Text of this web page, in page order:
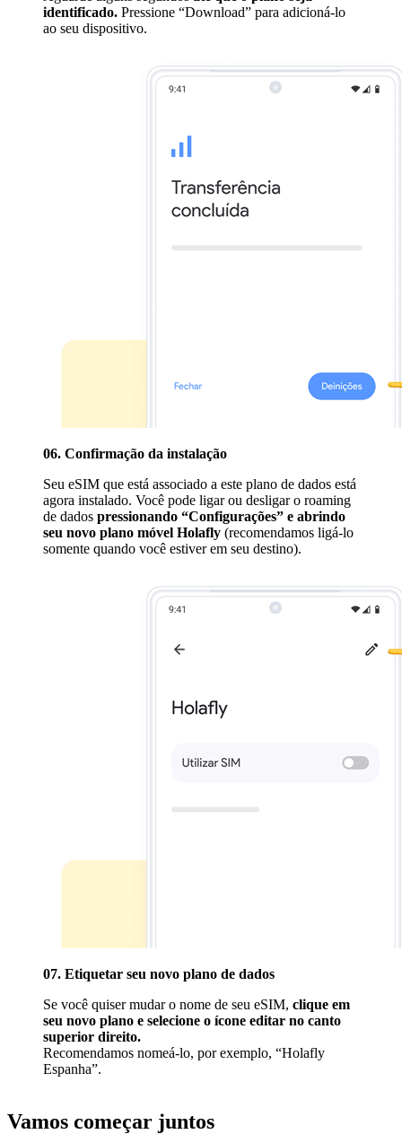
identificado. Pressione “Download” para adicioná-lo
ao seu dispositivo.
06. Confirmação da instalação
Seu eSIM que está associado a este plano de dados está
agora instalado. Você pode ligar ou desligar o roaming
de dados pressionando “Configurações” e abrindo
seu novo plano móvel Holafly (recomendamos ligá-lo
somente quando você estiver em seu destino).
07. Etiquetar seu novo plano de dados
Se você quiser mudar o nome de seu eSIM, clique em
seu novo plano e selecione o ícone editar no canto
superior direito.
Recomendamos nomeá-lo, por exemplo, “Holafly
Espanha”.
Vamos começar juntos